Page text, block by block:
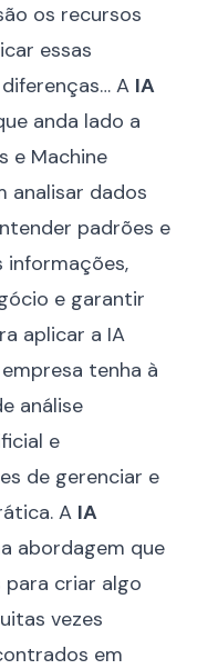
os recursos
essas
A IA
anda lado a
e Machine
analisar dados
padrões e
informações,
e garantir
aplicar a IA
tenha à
análise
e
de gerenciar e
A IA
abordagem que
criar algo
vezes
em